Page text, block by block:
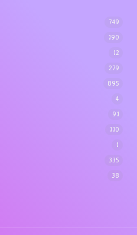
749
190
12
279
895
4
91
110
1
335
38